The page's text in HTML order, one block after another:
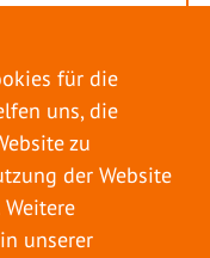
Menschen
es die Einen
dann doch
für eine längere
einige Dinge zu
eine böse
für die
uns, die
zu
der Website
unserer